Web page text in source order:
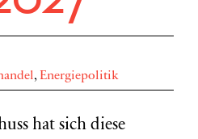
, Energiepolitik
hat sich diese